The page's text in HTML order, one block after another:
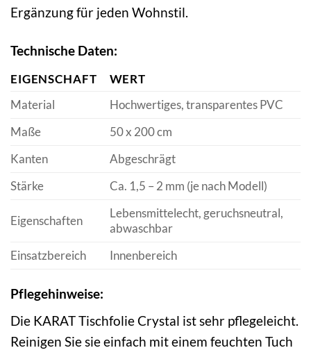
Ergänzung für jeden Wohnstil.
Technische Daten:
EIGENSCHAFT
WERT
Material
Hochwertiges, transparentes PVC
Maße
50 x 200 cm
Kanten
Abgeschrägt
Stärke
Ca. 1,5 – 2 mm (je nach Modell)
Eigenschaften
Lebensmittelecht, geruchsneutral,
abwaschbar
Einsatzbereich
Innenbereich
Pflegehinweise:
Die KARAT Tischfolie Crystal ist sehr pflegeleicht.
Reinigen Sie sie einfach mit einem feuchten Tuch